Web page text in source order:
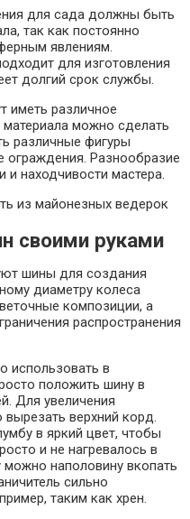
для сада должны быть
так как постоянно
явлениям.
для изготовления
долгий срок службы.
иметь различное
материала можно сделать
различные фигуры
Разнообразие
и находчивости мастера.
из майонезных ведерок
своими руками
шины для создания
диаметру колеса
композиции, а
распространения
использовать в
положить шину в
Для увеличения
верхний корд.
в яркий цвет, чтобы
и не нагревалось в
наполовину вкопать
сильно
таким как хрен.